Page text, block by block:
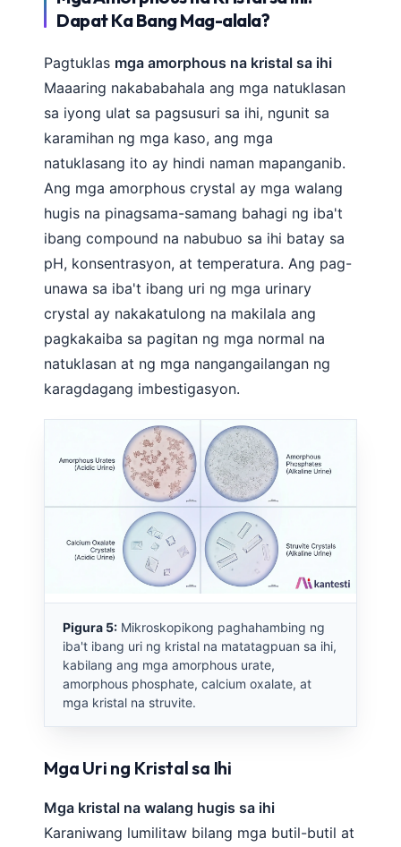
Dapat Ka Bang Mag-alala?
Pagtuklas mga amorphous na kristal sa ihi
Maaaring nakababahala ang mga natuklasan
sa iyong ulat sa pagsusuri sa ihi, ngunit sa
karamihan ng mga kaso, ang mga
natuklasang ito ay hindi naman mapanganib.
Ang mga amorphous crystal ay mga walang
hugis na pinagsama-samang bahagi ng iba't
ibang compound na nabubuo sa ihi batay sa
pH, konsentrasyon, at temperatura. Ang pag-
unawa sa iba't ibang uri ng mga urinary
crystal ay nakakatulong na makilala ang
pagkakaiba sa pagitan ng mga normal na
natuklasan at ng mga nangangailangan ng
karagdagang imbestigasyon.
Pigura 5: Mikroskopikong paghahambing ng
iba't ibang uri ng kristal na matatagpuan sa ihi,
kabilang ang mga amorphous urate,
amorphous phosphate, calcium oxalate, at
mga kristal na struvite.
Mga Uri ng Kristal sa Ihi
Mga kristal na walang hugis sa ihi
Karaniwang lumilitaw bilang mga butil-butil at
Հայերեն
Српски језик
Bosanski
Azərbaycan dili
Eesti
日本語
ქართული
Lietuvių kalba
Polski
Magyar
বাংলা
اردو
मराठी
తెలుగు
தமிழ்
ಕನ್ನಡ
മലയാളം
Bahasa Melayu
Tiếng Việt
ไทย